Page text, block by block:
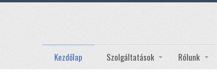
Kezdőlap Szolgáltatások Rólunk